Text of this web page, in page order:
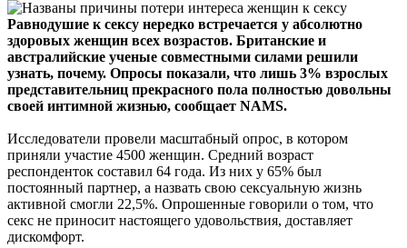
Равнодушие к сексу нередко встречается у абсолютно
здоровых женщин всех возрастов. Британские и
австралийские ученые совместными силами решили
узнать, почему. Опросы показали, что лишь 3% взрослых
представительниц прекрасного пола полностью довольны
своей интимной жизнью, сообщает NAMS.
Исследователи провели масштабный опрос, в котором
приняли участие 4500 женщин. Средний возраст
респонденток составил 64 года. Из них у 65% был
постоянный партнер, а назвать свою сексуальную жизнь
активной смогли 22,5%. Опрошенные говорили о том, что
секс не приносит настоящего удовольствия, доставляет
дискомфорт.